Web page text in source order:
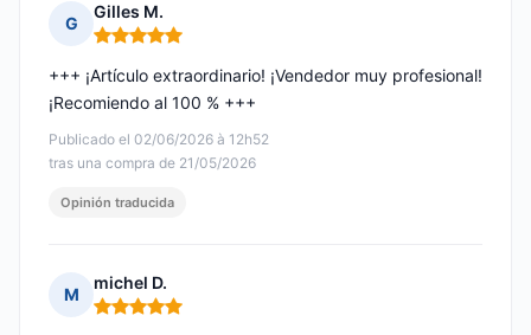
G
Gilles M.
Nota: 5 de 5
Publicado el 02/06/2026 à 12h52
tras una compra de 21/05/2026
+++ ¡Artículo extraordinario! ¡Vendedor muy profesional!
¡Recomiendo al 100 % +++
Opinión traducida
M
michel D.
Nota: 5 de 5